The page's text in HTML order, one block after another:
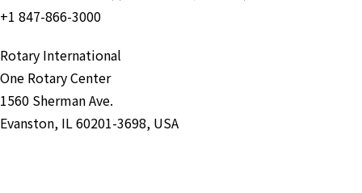
+1 847-866-3000
Rotary International
One Rotary Center
1560 Sherman Ave.
Evanston, IL 60201-3698, USA